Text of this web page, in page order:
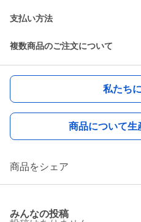
支払い方法
複数商品のご注文について
私たち
商品について生
商品をシェア
みんなの投稿